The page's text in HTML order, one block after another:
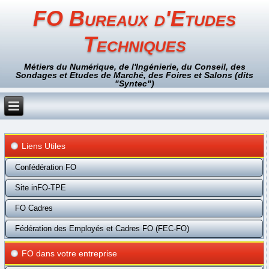
FO Bureaux d'Etudes
Techniques
Métiers du Numérique, de l'Ingénierie, du Conseil, des
Sondages et Etudes de Marché, des Foires et Salons (dits
"Syntec")
Liens Utiles
Confédération FO
Site inFO-TPE
FO Cadres
Fédération des Employés et Cadres FO (FEC-FO)
FO dans votre entreprise